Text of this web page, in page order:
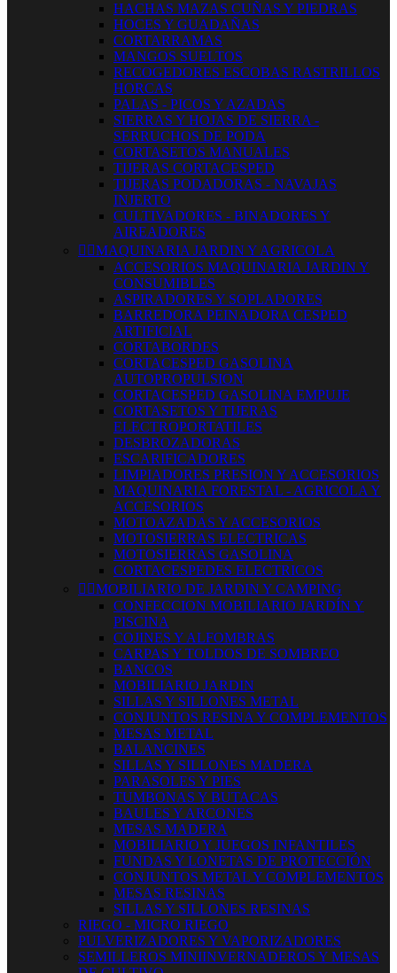
HACHAS MAZAS CUÑAS Y PIEDRAS
HOCES Y GUADAÑAS
CORTARRAMAS
MANGOS SUELTOS
RECOGEDORES ESCOBAS RASTRILLOS
HORCAS
PALAS - PICOS Y AZADAS
SIERRAS Y HOJAS DE SIERRA -
SERRUCHOS DE PODA
CORTASETOS MANUALES
TIJERAS CORTACESPED
TIJERAS PODADORAS - NAVAJAS
INJERTO
CULTIVADORES - BINADORES Y
AIREADORES
 MAQUINARIA JARDIN Y AGRICOLA
ACCESORIOS MAQUINARIA JARDIN Y
CONSUMIBLES
ASPIRADORES Y SOPLADORES
BARREDORA PEINADORA CESPED
ARTIFICIAL
CORTABORDES
CORTACESPED GASOLINA
AUTOPROPULSION
CORTACESPED GASOLINA EMPUJE
CORTASETOS Y TIJERAS
ELECTROPORTATILES
DESBROZADORAS
ESCARIFICADORES
LIMPIADORES PRESION Y ACCESORIOS
MAQUINARIA FORESTAL - AGRICOLA Y
ACCESORIOS
MOTOAZADAS Y ACCESORIOS
MOTOSIERRAS ELECTRICAS
MOTOSIERRAS GASOLINA
CORTACESPEDES ELECTRICOS
 MOBILIARIO DE JARDIN Y CAMPING
CONFECCION MOBILIARIO JARDÍN Y
PISCINA
COJINES Y ALFOMBRAS
CARPAS Y TOLDOS DE SOMBREO
BANCOS
MOBILIARIO JARDIN
SILLAS Y SILLONES METAL
CONJUNTOS RESINA Y COMPLEMENTOS
MESAS METAL
BALANCINES
SILLAS Y SILLONES MADERA
PARASOLES Y PIES
TUMBONAS Y BUTACAS
BAULES Y ARCONES
MESAS MADERA
MOBILIARIO Y JUEGOS INFANTILES
FUNDAS Y LONETAS DE PROTECCIÓN
CONJUNTOS METAL Y COMPLEMENTOS
MESAS RESINAS
SILLAS Y SILLONES RESINAS
RIEGO - MICRO RIEGO
PULVERIZADORES Y VAPORIZADORES
SEMILLEROS MINIINVERNADEROS Y MESAS